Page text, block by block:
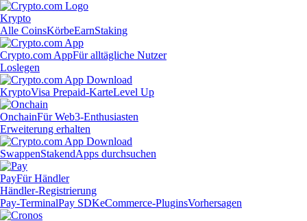
Krypto
Alle CoinsKörbeEarnStaking
Crypto.com AppFür alltägliche Nutzer
Loslegen
KryptoVisa Prepaid-KarteLevel Up
OnchainFür Web3-Enthusiasten
Erweiterung erhalten
SwappenStakendApps durchsuchen
PayFür Händler
Händler-Registrierung
Pay-TerminalPay SDKeCommerce-PluginsVorhersagen